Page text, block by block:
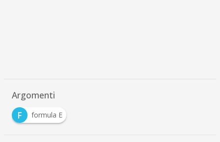
Argomenti
F
formula E